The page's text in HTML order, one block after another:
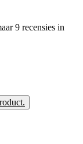
9 recensies in